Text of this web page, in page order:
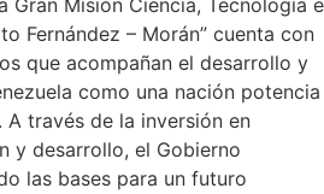
Gran Misión Ciencia, Tecnología e
Fernández – Morán” cuenta con
que acompañan el desarrollo y
como una nación potencia
través de la inversión en
y desarrollo, el Gobierno
las bases para un futuro